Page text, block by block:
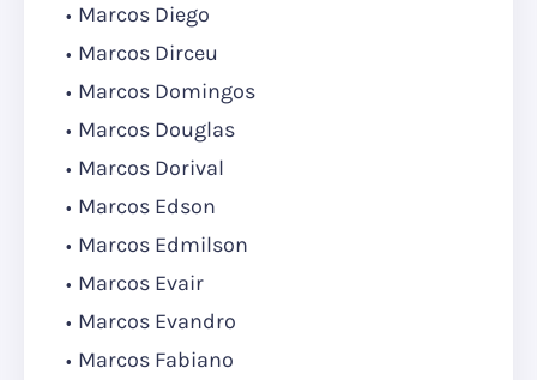
Marcos Diego
Marcos Dirceu
Marcos Domingos
Marcos Douglas
Marcos Dorival
Marcos Edson
Marcos Edmilson
Marcos Evair
Marcos Evandro
Marcos Fabiano